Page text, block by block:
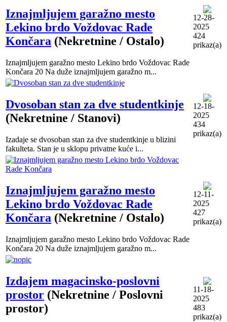
Iznajmljujem garažno mesto
Lekino brdo Voždovac Rade
Končara (Nekretnine / Ostalo)
Iznajmljujem garažno mesto Lekino brdo Voždovac Rade
Končara 20 Na duže iznajmljujem garažno m...
12-28-
2025
424
prikaz(a)
Dvosoban stan za dve studentkinje
(Nekretnine / Stanovi)
Izadaje se dvosoban stan za dve studentkinje u blizini
fakulteta. Stan je u sklopu privatne kuće i...
12-18-
2025
434
prikaz(a)
Iznajmljujem garažno mesto
Lekino brdo Voždovac Rade
Končara (Nekretnine / Ostalo)
Iznajmljujem garažno mesto Lekino brdo Voždovac Rade
Končara 20 Na duže iznajmljujem garažno m...
12-11-
2025
427
prikaz(a)
Izdajem magacinsko-poslovni
prostor (Nekretnine / Poslovni
prostor)
11-18-
2025
483
prikaz(a)